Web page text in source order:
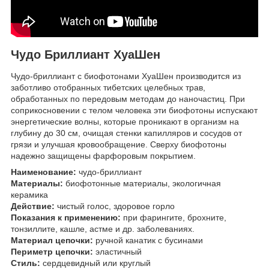
Чудо Бриллиант ХуаШен
Чудо-бриллиант с биофотонами ХуаШен производится из
заботливо отобранных тибетских целебных трав,
обработанных по передовым методам до наночастиц. При
соприкосновении с телом человека эти биофотоны испускают
энергетические волны, которые проникают в организм на
глубину до 30 см, очищая стенки капилляров и сосудов от
грязи и улучшая кровообращение. Сверху биофотоны
надежно защищены фарфоровым покрытием.
Наименование: чудо-бриллиант
Материалы: биофотонные материалы, экологичная
керамика
Действие: чистый голос, здоровое горло
Показания к применению: при фарингите, брохните,
тонзиллите, кашле, астме и др. заболеваниях.
Материал цепочки: ручной канатик с бусинами
Периметр цепочки: эластичный
Стиль: сердцевидный или круглый